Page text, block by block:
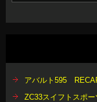
アバルト595
ZC33スイフトスポ